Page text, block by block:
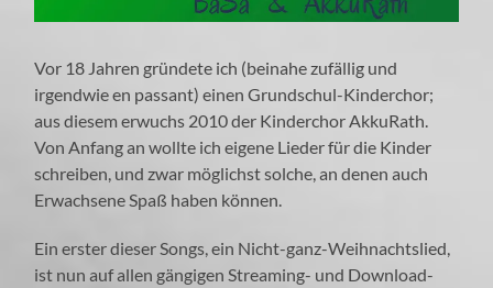
Vor 18 Jahren gründete ich (beinahe zufällig und
irgendwie en passant) einen Grundschul-Kinderchor;
aus diesem erwuchs 2010 der Kinderchor AkkuRath.
Von Anfang an wollte ich eigene Lieder für die Kinder
schreiben, und zwar möglichst solche, an denen auch
Erwachsene Spaß haben können.
Ein erster dieser Songs, ein Nicht-ganz-Weihnachtslied,
ist nun auf allen gängigen Streaming- und Download-